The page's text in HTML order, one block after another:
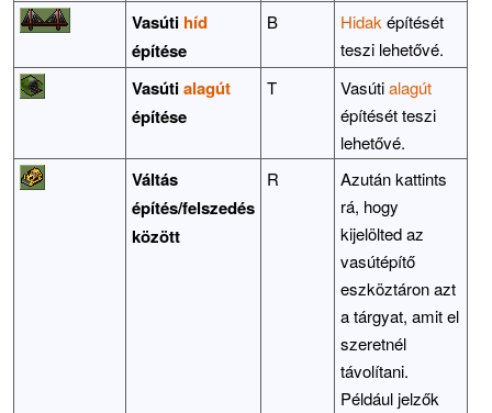
Vasúti híd
építése
B Hidak építését
teszi lehetővé.
Vasútialagút
építése
T Vasútialagút
építését teszi
lehetővé.
Váltás
építés/felszedés
között
R
Azután kattints
rá, hogy
kijelölted az
vasútépítő
eszköztáron azt
a tárgyat, amit el
szeretnél
távolítani.
Például jelzők